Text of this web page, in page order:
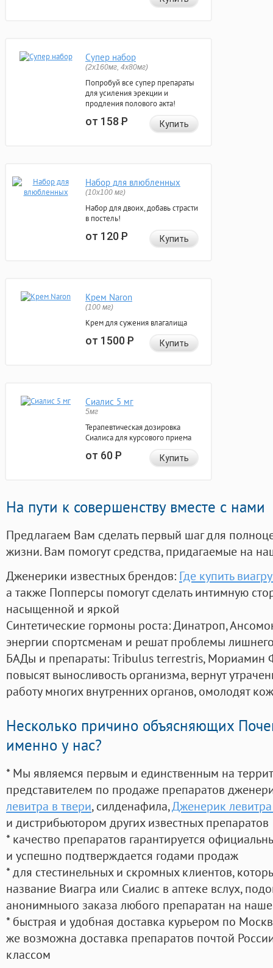
Супер набор
(2х160мг, 4х80мг)
Попробуй все супер препараты
для усиления эрекции и
продления полового акта!
от 158Р Купить
Набор для влюбленных
(10х100 мг)
Набор для двоих, добавь страсти
в постель!
от 120Р Купить
Крем Naron
(100 мг)
Крем для сужения влагалища
от 1500Р Купить
Сиалис 5 мг
5мг
Терапевтическая дозировка
Сиалиса для курсового приема
от 60Р Купить
На пути к совершенству вместе с нами
Предлагаем Вам сделать первый шаг для
жизни. Вам помогут средства, придагаемые на
Дженерики известных брендов: Где купить
а также Попперсы помогут сделать интимную
насыщенной и яркой
Синтетические гормоны роста: Динатроп,
энергии спортсменам и решат проблемы
БАДы и препараты:Tribulus terrestris, Мориамин
повысят выносливость организма, вернут
работу многих внутренних органов, омолодят
Несколько причино объясняющих
именно у нас?
* Мы являемся первым и единственным на
представителем по продаже препаратов
левитра в твери, силденафила,Дженерик
и дистрибьютором других известных препаратов
* качество препаратов гарантируется
и успешно подтверждается годами продаж
* для стестинельных и скромных клиентов,
название Виагра или Сиалис в аптеке вслух,
анонимныого заказа любого препаратан на
* быстрая и удобная доставка курьером по
же возможна доставка препаратов почтой
классом